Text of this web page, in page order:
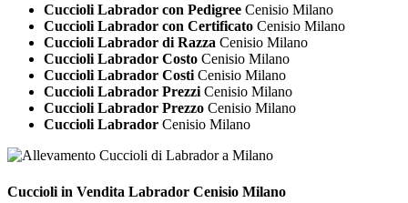
Cuccioli Labrador con Pedigree Cenisio Milano
Cuccioli Labrador con Certificato Cenisio Milano
Cuccioli Labrador di Razza Cenisio Milano
Cuccioli Labrador Costo Cenisio Milano
Cuccioli Labrador CostiCenisio Milano
Cuccioli Labrador PrezziCenisio Milano
Cuccioli Labrador Prezzo Cenisio Milano
Cuccioli Labrador Cenisio Milano
Cuccioli in Vendita Labrador Cenisio Milano